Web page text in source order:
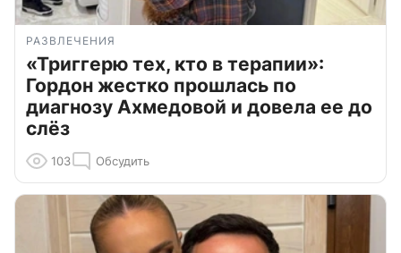
РАЗВЛЕЧЕНИЯ
«Триггерю тех, кто в терапии»:
Гордон жестко прошлась по
диагнозу Ахмедовой и довела ее до
слёз
103 Обсудить